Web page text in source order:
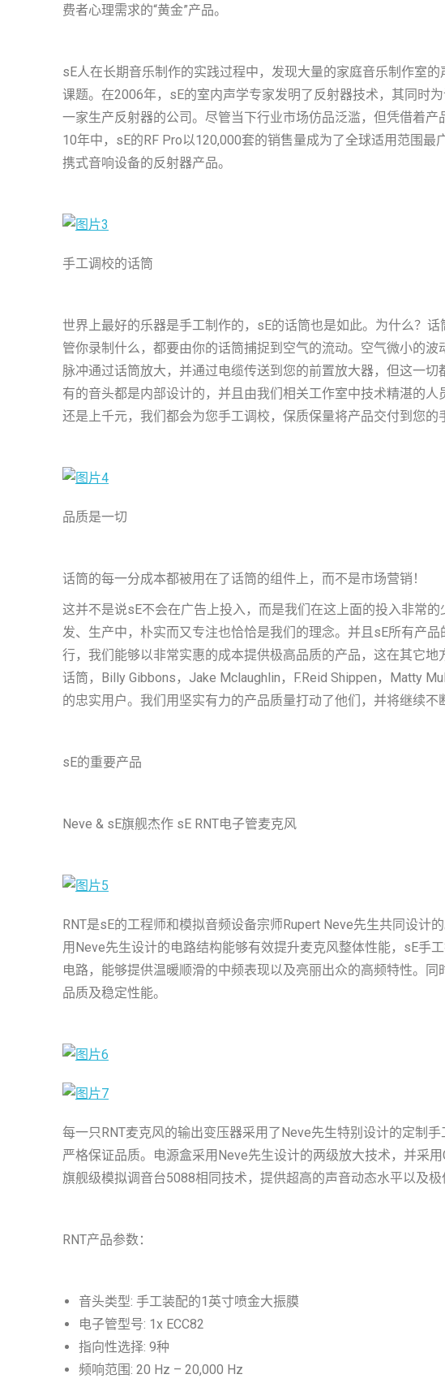
费者心理需求的“黄金”产品。
sE人在长期音乐制作的实践过程中，发现大量的家庭音乐制作室
课题。在2006年，sE的室内声学专家发明了反射器技术，其同时
一家生产反射器的公司。尽管当下行业市场仿品泛滥，但凭借着
10年中，sE的RF Pro以120,000套的销售量成为了全球适用范围
携式音响设备的反射器产品。
手工调校的话筒
世界上最好的乐器是手工制作的，sE的话筒也是如此。为什么？
管你录制什么，都要由你的话筒捕捉到空气的流动。空气微小的
脉冲通过话筒放大，并通过电缆传送到您的前置放大器，但这一
有的音头都是内部设计的，并且由我们相关工作室中技术精湛的
还是上千元，我们都会为您手工调校，保质保量将产品交付到您的
品质是一切
话筒的每一分成本都被用在了话筒的组件上，而不是市场营销！
这并不是说sE不会在广告上投入，而是我们在这上面的投入非常
发、生产中，朴实而又专注也恰恰是我们的理念。并且sE所有产
行，我们能够以非常实惠的成本提供极高品质的产品，这在其它
话筒，Billy Gibbons，Jake Mclaughlin，F.Reid Shippen，Matty
的忠实用户。我们用坚实有力的产品质量打动了他们，并将继续不
sE的重要产品
Neve & sE旗舰杰作 sE RNT电子管麦克风
RNT是sE的工程师和模拟音频设备宗师Rupert Neve先生共同设计
用Neve先生设计的电路结构能够有效提升麦克风整体性能，sE手
电路，能够提供温暖顺滑的中频表现以及亮丽出众的高频特性。
品质及稳定性能。
每一只RNT麦克风的输出变压器采用了Neve先生特别设计的定制手
严格保证品质。电源盒采用Neve先生设计的两级放大技术，并采
旗舰级模拟调音台5088相同技术，提供超高的声音动态水平以及极
RNT产品参数：
音头类型: 手工装配的1英寸喷金大振膜
电子管型号: 1x ECC82
指向性选择: 9种
频响范围: 20 Hz – 20,000 Hz